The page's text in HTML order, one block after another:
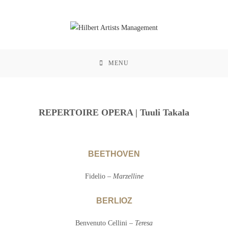
MENU
REPERTOIRE OPERA | Tuuli Takala
BEETHOVEN
Fidelio – Marzelline
BERLIOZ
Benvenuto Cellini – Teresa